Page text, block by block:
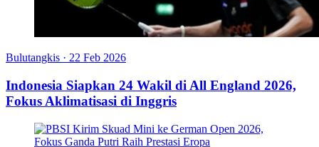
Bulutangkis · 22 Feb 2026
Indonesia Siapkan 24 Wakil di All England 2026,
Fokus Aklimatisasi di Inggris